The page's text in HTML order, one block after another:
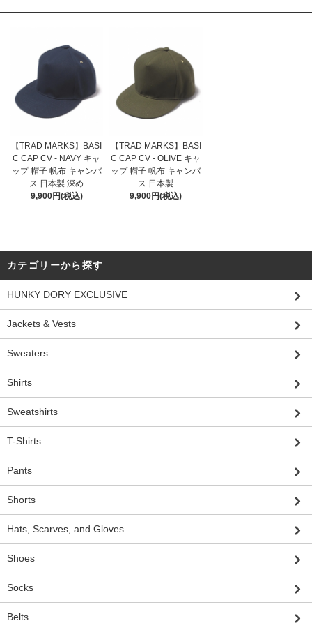
【TRAD MARKS】BASI
C CAP CV - NAVY キャ
ップ 帽子 帆布 キャンバ
ス 日本製 深め
9,900円(税込)
【TRAD MARKS】BASI
C CAP CV - OLIVE キャ
ップ 帽子 帆布 キャンバ
ス 日本製
9,900円(税込)
カテゴリーから探す
HUNKY DORY EXCLUSIVE
Jackets & Vests
Sweaters
Shirts
Sweatshirts
T-Shirts
Pants
Shorts
Hats, Scarves, and Gloves
Shoes
Socks
Belts